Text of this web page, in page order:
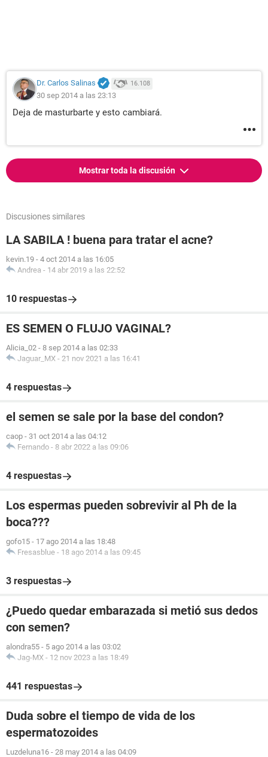
Dr. Carlos Salinas 16.108
30 sep 2014 a las 23:13
Deja de masturbarte y esto cambiará.
Mostrar toda la discusión
Discusiones similares
LA SABILA ! buena para tratar el acne?
kevin.19 - 4 oct 2014 a las 16:05
Andrea - 14 abr 2019 a las 22:52
10 respuestas
ES SEMEN O FLUJO VAGINAL?
Alicia_02 - 8 sep 2014 a las 02:33
Jaguar_MX - 21 nov 2021 a las 16:41
4 respuestas
el semen se sale por la base del condon?
caop - 31 oct 2014 a las 04:12
Fernando - 8 abr 2022 a las 09:06
4 respuestas
Los espermas pueden sobrevivir al Ph de la
boca???
gofo15 - 17 ago 2014 a las 18:48
Fresasblue - 18 ago 2014 a las 09:45
3 respuestas
¿Puedo quedar embarazada si metió sus dedos
con semen?
alondra55 - 5 ago 2014 a las 03:02
Jag-MX - 12 nov 2023 a las 18:49
441 respuestas
Duda sobre el tiempo de vida de los
espermatozoides
Luzdeluna16 - 28 may 2014 a las 04:09